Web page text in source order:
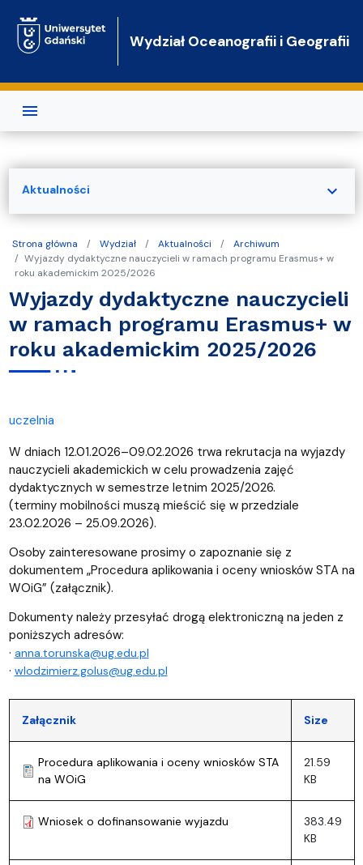
Wydział Oceanografii i Geografii
Strona główna Wydział Aktualności
Archiwum
Wyjazdy dydaktyczne nauczycieli w ramach programu Erasmus+ w
roku akademickim 2025/2026
Wyjazdy dydaktyczne nauczycieli
w ramach programu Erasmus+ w
roku akademickim 2025/2026
uczelnia
W dniach 12.01.2026–09.02.2026 trwa rekrutacja na wyjazdy
nauczycieli akademickich w celu prowadzenia zajęć
dydaktycznych w semestrze letnim 2025/2026.
(terminy mobilności muszą mieścić się w przedziale
23.02.2026 – 25.09.2026).
Osoby zainteresowane prosimy o zapoznanie się z
dokumentem „Procedura aplikowania i oceny wniosków STA na
WOiG” (załącznik).
Dokumenty należy przesyłać drogą elektroniczną na jeden z
poniższych adresów:
· anna.torunska@ug.edu.pl
· wlodzimierz.golus@ug.edu.pl
Załącznik Size
Procedura aplikowania i oceny wniosków STA
na WOiG
21.59
KB
Wniosek o dofinansowanie wyjazdu
383.49
KB
Aktualności expand_more